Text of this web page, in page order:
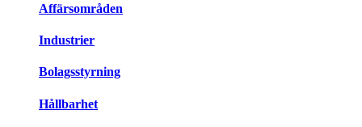
Affärsområden
Industrier
Bolagsstyrning
Hållbarhet